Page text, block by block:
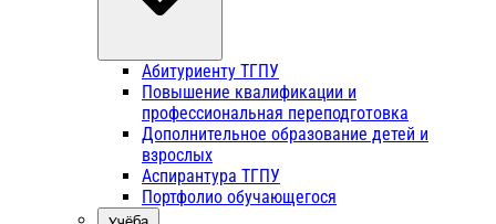
Абитуриенту ТГПУ
Повышение квалификации и
профессиональная переподготовка
Дополнительное образование детей и
взрослых
Аспирантура ТГПУ
Портфолио обучающегося